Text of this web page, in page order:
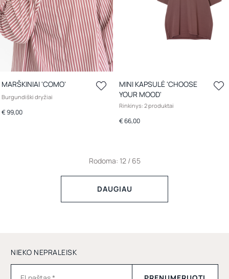
MARŠKINIAI 'COMO'
Burgundiški dryžiai
€ 99,00
MINI KAPSULĖ 'CHOOSE
YOUR MOOD'
Rinkinys: 2 produktai
€ 66,00
Rodoma: 12 / 65
DAUGIAU
NIEKO NEPRALEISK